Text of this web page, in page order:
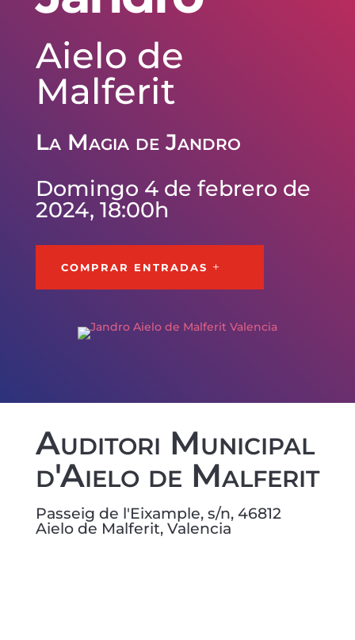
Aielo de
Malferit
La Magia de Jandro
Domingo 4 de febrero de
2024, 18:00h
COMPRAR ENTRADAS
Auditori Municipal
d'Aielo de Malferit
Passeig de l'Eixample, s/n, 46812
Aielo de Malferit, Valencia